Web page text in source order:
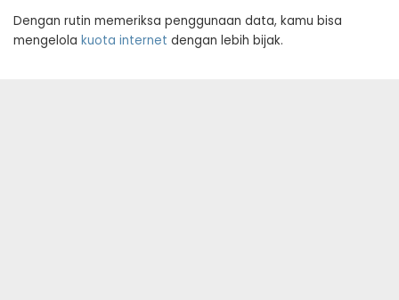
Dengan rutin memeriksa penggunaan data, kamu bisa
mengelola kuota internet dengan lebih bijak.